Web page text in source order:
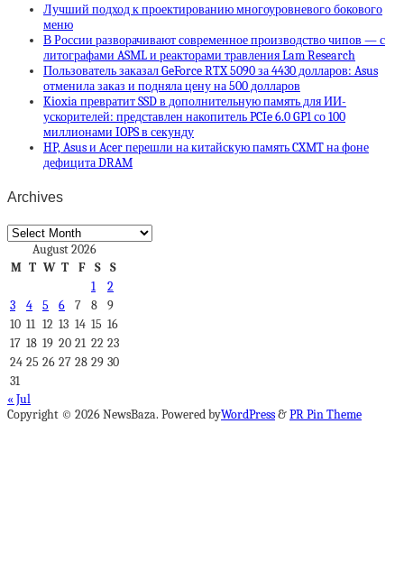
Лучший подход к проектированию многоуровневого бокового
меню
В России разворачивают современное производство чипов — с
литографами ASML и реакторами травления Lam Research
Пользователь заказал GeForce RTX 5090 за 4430 долларов: Asus
отменила заказ и подняла цену на 500 долларов
Kioxia превратит SSD в дополнительную память для ИИ-
ускорителей: представлен накопитель PCIe 6.0 GP1 со 100
миллионами IOPS в секунду
HP, Asus и Acer перешли на китайскую память CXMT на фоне
дефицита DRAM
Archives
Archives
August 2026
M T W T F S
S
1
2
3
4 5 6 7 8
9
10 11 12 13 14 15 16
17 18 19 20 21 22 23
24 25 26 27 28 29 30
31
« Jul
Copyright © 2026 NewsBaza. Powered byWordPress&PR Pin Theme